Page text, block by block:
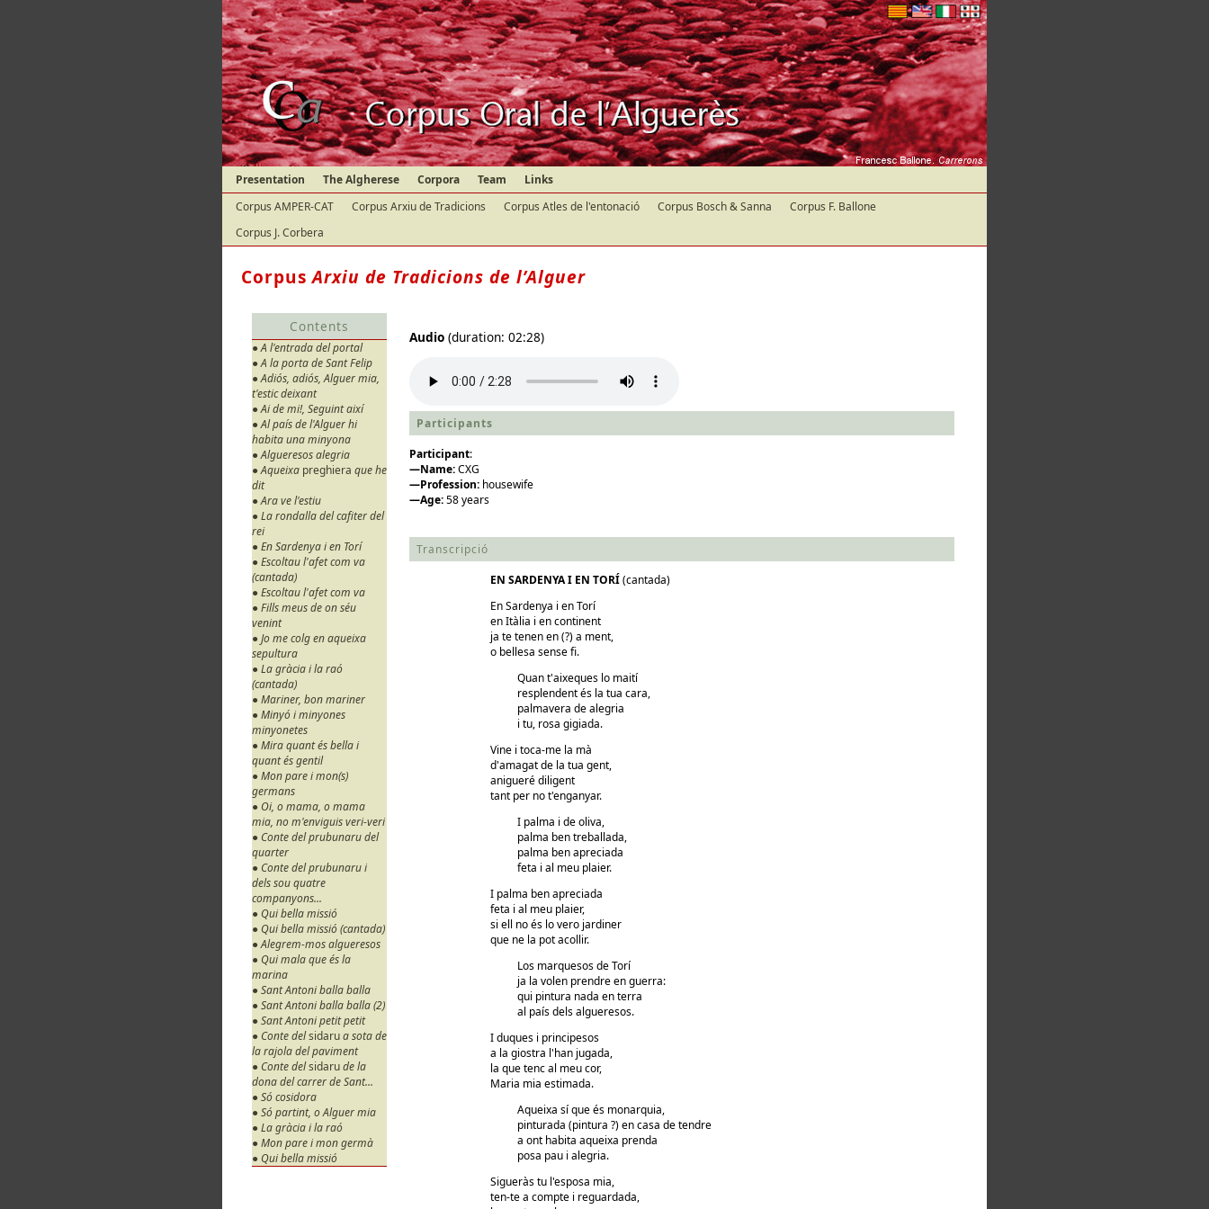
Presentation The Algherese Corpora Team
Links
Corpus AMPER-CAT
Corpus Arxiu de Tradicions Corpus Atles de l'entonació Corpus Bosch & Sanna
Corpus F. Ballone
Corpus J. Corbera
CorpusArxiu de Tradicions de l’Alguer
Contents
● A l'entrada del portal
● A la porta de Sant Felip
● Adiós, adiós, Alguer mia,
t'estic deixant
● Ai de mi!, Seguint així
● Al país de l'Alguer hi
habita una minyona
● Algueresos alegria
● Aqueixa preghiera que he
dit
● Ara ve l'estiu
● La rondalla del cafiter del
rei
● En Sardenya i en Torí
● Escoltau l'afet com va
(cantada)
● Escoltau l'afet com va
● Fills meus de on séu
venint
● Jo me colg en aqueixa
sepultura
● La gràcia i la raó
(cantada)
● Mariner, bon mariner
● Minyó i minyones
minyonetes
● Mira quant és bella i
quant és gentil
● Mon pare i mon(s)
germans
● Oi, o mama, o mama
mia, no m'enviguis veri-veri
● Conte del prubunaru del
quarter
● Conte del prubunaru i
dels sou quatre
companyons...
● Qui bella missió
● Qui bella missió (cantada)
● Alegrem-mos algueresos
● Qui mala que és la
marina
● Sant Antoni balla balla
● Sant Antoni balla balla (2)
● Sant Antoni petit petit
● Conte delsidarua sota de
la rajola del paviment
● Conte delsidarude la
dona del carrer de Sant...
● Só cosidora
● Só partint, o Alguer mia
● La gràcia i la raó
● Mon pare i mon germà
● Qui bella missió
Audio (duration: 02:28)
Participants
Participant:
—Name:CXG
—Profession: housewife
—Age:58 years
Transcripció
EN SARDENYA I EN TORÍ(cantada)
En Sardenya i en Torí
en Itàlia i en continent
ja te tenen en (?) a ment,
o bellesa sense fi.
Quan t'aixeques lo maití
resplendent és la tua cara,
palmavera de alegria
i tu, rosa gigiada.
Vine i toca-me la mà
d'amagat de la tua gent,
anigueré diligent
tant per no t'enganyar.
I palma i de oliva,
palma ben treballada,
palma ben apreciada
feta i al meu plaier.
I palma ben apreciada
feta i al meu plaier,
si ell no és lo vero jardiner
que ne la pot acollir.
Los marquesos de Torí
ja la volen prendre en guerra:
qui pintura nada en terra
al país dels algueresos.
I duques i principesos
a la giostra l'han jugada,
la que tenc al meu cor,
Maria mia estimada.
Aqueixa sí que és monarquia,
pinturada (pintura ?) en casa de tendre
a ont habita aqueixa prenda
posa pau i alegria.
Sigueràs tu l'esposa mia,
ten-te a compte i reguardada,